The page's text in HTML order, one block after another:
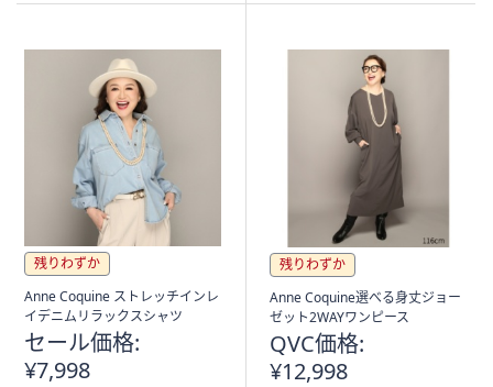
残りわずか
Anne Coquine ストレッチインレ
イデニムリラックスシャツ
セール価格:
¥7,998
残りわずか
Anne Coquine選べる身丈ジョー
ゼット2WAYワンピース
QVC価格:
¥12,998